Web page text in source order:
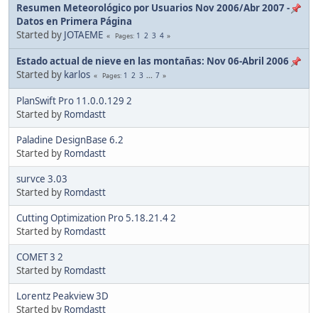
Resumen Meteorológico por Usuarios Nov 2006/Abr 2007 -
Datos en Primera Página
Started by JOTAEME Pages 1 2 3 4
Estado actual de nieve en las montañas: Nov 06-Abril 2006
Started by karlos Pages 1 2 3 ... 7
PlanSwift Pro 11.0.0.129 2
Started by Romdastt
Paladine DesignBase 6.2
Started by Romdastt
survce 3.03
Started by Romdastt
Cutting Optimization Pro 5.18.21.4 2
Started by Romdastt
COMET 3 2
Started by Romdastt
Lorentz Peakview 3D
Started by Romdastt